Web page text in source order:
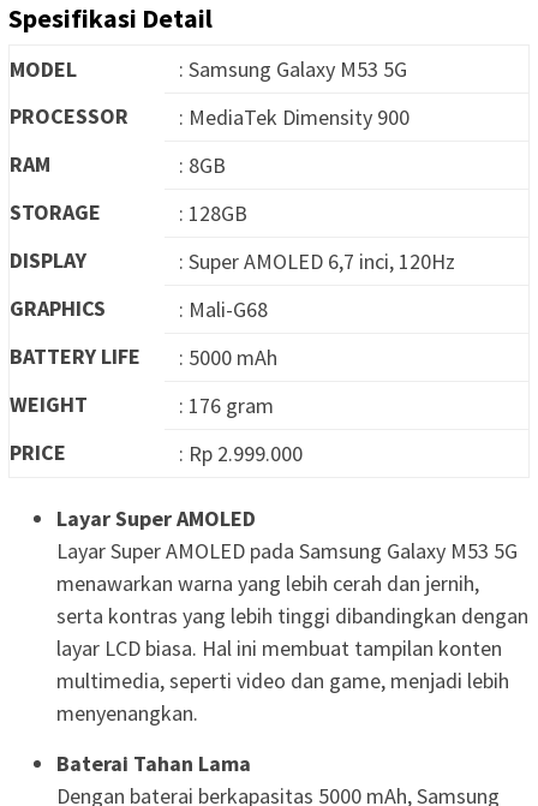
Spesifikasi Detail
MODEL
: Samsung Galaxy M53 5G
PROCESSOR
: MediaTek Dimensity 900
RAM
: 8GB
STORAGE
: 128GB
DISPLAY
: Super AMOLED 6,7 inci, 120Hz
GRAPHICS
: Mali-G68
BATTERY LIFE
: 5000 mAh
WEIGHT
: 176 gram
PRICE
: Rp 2.999.000
Layar Super AMOLED
Layar Super AMOLED pada Samsung Galaxy M53 5G
menawarkan warna yang lebih cerah dan jernih,
serta kontras yang lebih tinggi dibandingkan dengan
layar LCD biasa. Hal ini membuat tampilan konten
multimedia, seperti video dan game, menjadi lebih
menyenangkan.
Baterai Tahan Lama
Dengan baterai berkapasitas 5000 mAh, Samsung